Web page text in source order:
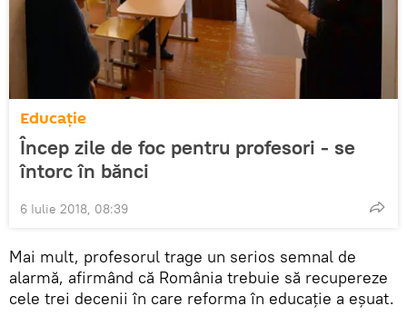
Educație
Încep zile de foc pentru profesori - se
întorc în bănci
6 Iulie 2018, 08:39
Mai mult, profesorul trage un serios semnal de
alarmă, afirmând că România trebuie să recupereze
cele trei decenii în care reforma în educaţie a eşuat.